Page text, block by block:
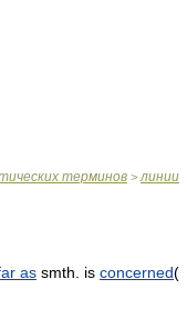
терминов > линии
as smth. is concerned(